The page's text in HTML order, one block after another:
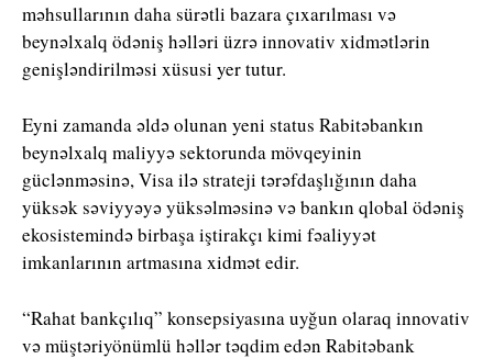
məhsullarının daha sürətli bazara çıxarılması və
beynəlxalq ödəniş həlləri üzrə innovativ xidmətlərin
genişləndirilməsi xüsusi yer tutur.
Eyni zamanda əldə olunan yeni status Rabitəbankın
beynəlxalq maliyyə sektorunda mövqeyinin
güclənməsinə, Visa ilə strateji tərəfdaşlığının daha
yüksək səviyyəyə yüksəlməsinə və bankın qlobal ödəniş
ekosistemində birbaşa iştirakçı kimi fəaliyyət
imkanlarının artmasına xidmət edir.
“Rahat bankçılıq” konsepsiyasına uyğun olaraq innovativ
və müştəriyönümlü həllər təqdim edən Rabitəbank